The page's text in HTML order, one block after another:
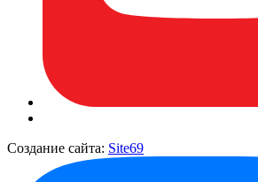
Создание сайта: Site69